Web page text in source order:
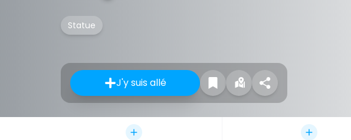
Statue
J'y suis allé